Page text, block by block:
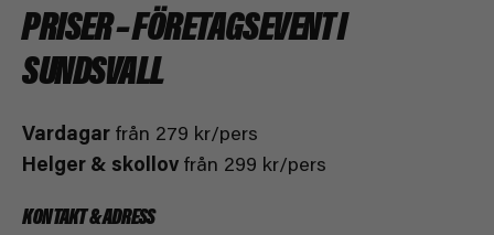
PRISER – FÖRETAGSEVENT I
SUNDSVALL
Vardagar från 279 kr/pers
Helger & skollov från 299 kr/pers
KONTAKT & ADRESS